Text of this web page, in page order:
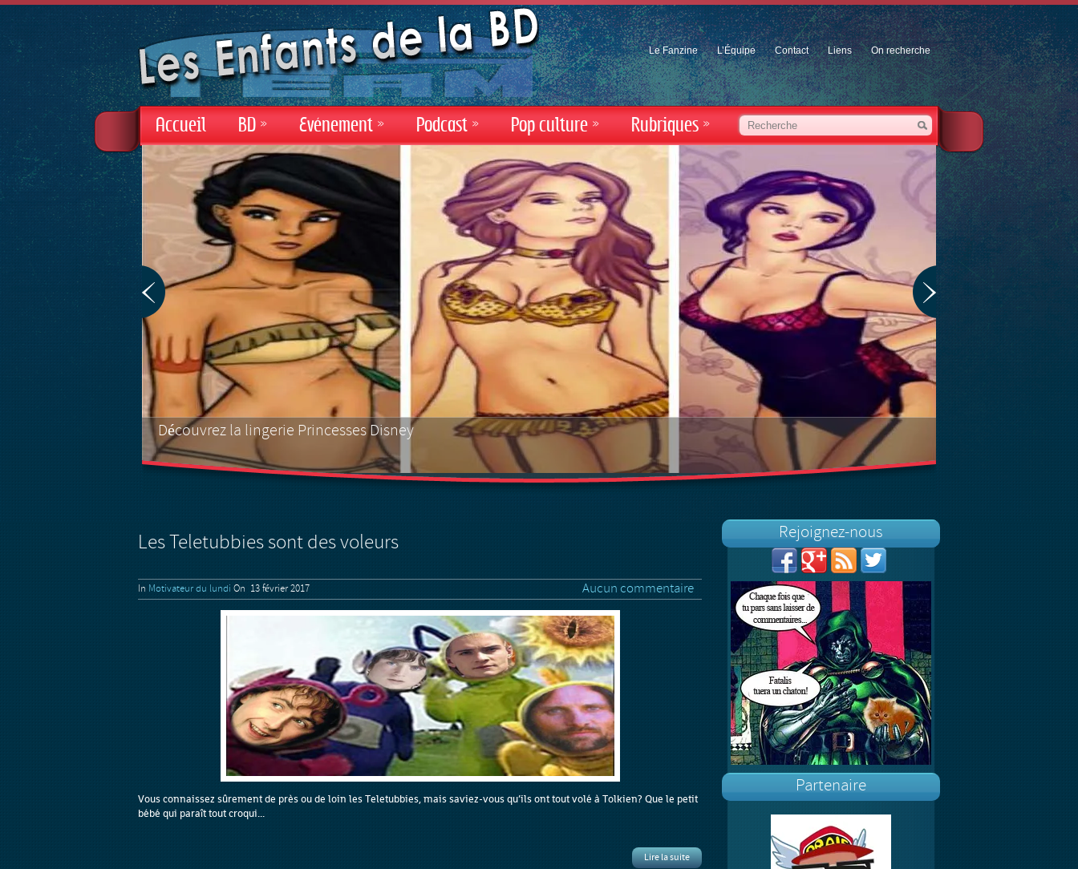
Le Fanzine L’Équipe Contact Liens On recherche
Accueil BD » Evénement » Podcast » Pop culture » Rubriques »
Découvrez la lingerie Princesses Disney
Dragon Ball Super star de la pub
4 5
Rejoignez-nous
Partenaire
Les Teletubbies sont des voleurs
Aucun commentaire
In Motivateur du lundi On 13 février 2017
Vous connaissez sûrement de près ou de loin les Teletubbies, mais saviez-vous qu’ils ont tout volé à Tolkien? Que le petit
bébé qui paraît tout croqui...
Lire la suite